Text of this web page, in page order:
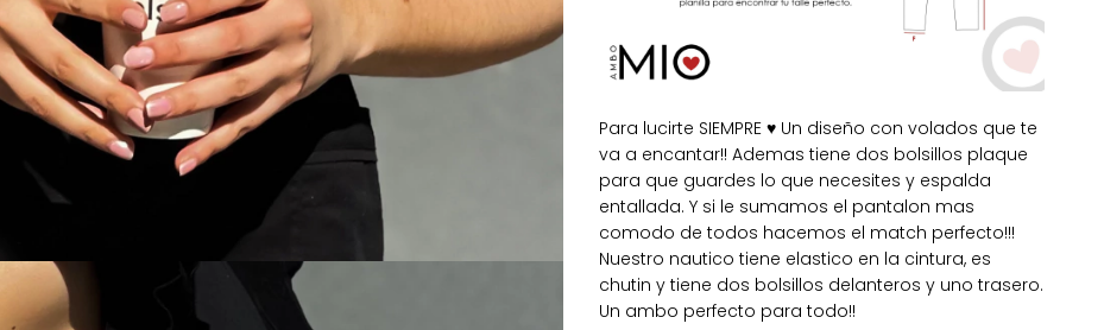
Para lucirte SIEMPRE ♥ Un diseño con volados que te
va a encantar!! Ademas tiene dos bolsillos plaque
para que guardes lo que necesites y espalda
entallada. Y si le sumamos el pantalon mas
comodo de todos hacemos el match perfecto!!!
Nuestro nautico tiene elastico en la cintura, es
chutin y tiene dos bolsillos delanteros y uno trasero.
Un ambo perfecto para todo!!